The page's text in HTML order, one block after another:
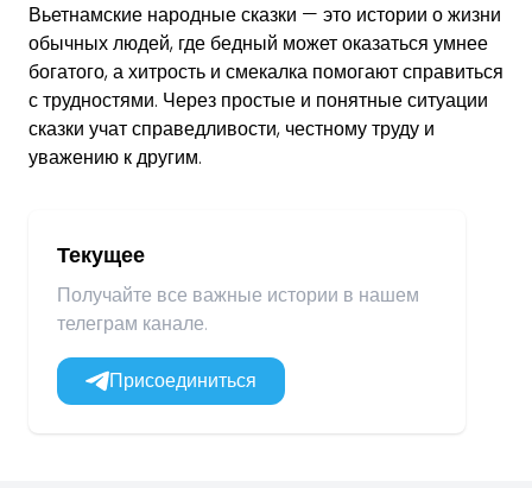
Вьетнамские народные сказки — это истории о жизни
обычных людей, где бедный может оказаться умнее
богатого, а хитрость и смекалка помогают справиться
с трудностями. Через простые и понятные ситуации
сказки учат справедливости, честному труду и
уважению к другим.
Текущее
Получайте все важные истории в нашем
телеграм канале.
Присоединиться